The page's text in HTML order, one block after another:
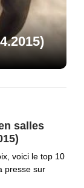
salles
voici le top 10
presse sur